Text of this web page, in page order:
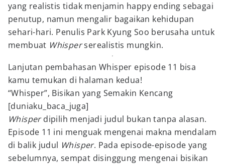
yang realistis tidak menjamin happy ending sebagai
penutup, namun mengalir bagaikan kehidupan
sehari-hari. Penulis Park Kyung Soo berusaha untuk
membuat Whisperserealistis mungkin.
Lanjutan pembahasan Whisper episode 11 bisa
kamu temukan di halaman kedua!
“Whisper”, Bisikan yang Semakin Kencang
[duniaku_baca_juga]
Whisperdipilih menjadi judul bukan tanpa alasan.
Episode 11 ini menguak mengenai makna mendalam
di balik judul Whisper. Pada episode-episode yang
sebelumnya, sempat disinggung mengenai bisikan